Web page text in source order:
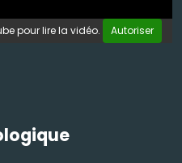
pour lire la vidéo. Autoriser